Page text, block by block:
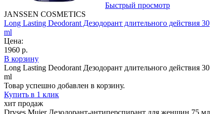
Быстрый просмотр
JANSSEN COSMETICS
Long Lasting Deodorant Дезодорант длительного действия 30
ml
Цена:
1960 р.
В корзину
Long Lasting Deodorant Дезодорант длительного действия 30
ml
Товар успешно добавлен в корзину.
Купить в 1 клик
хит продаж
Dryses Mujer Дезодорант-антиперспирант для женщин 75 мл